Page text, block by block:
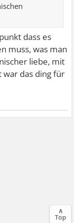
dass es
muss, was man
liebe, mit
das ding für
∧
Top